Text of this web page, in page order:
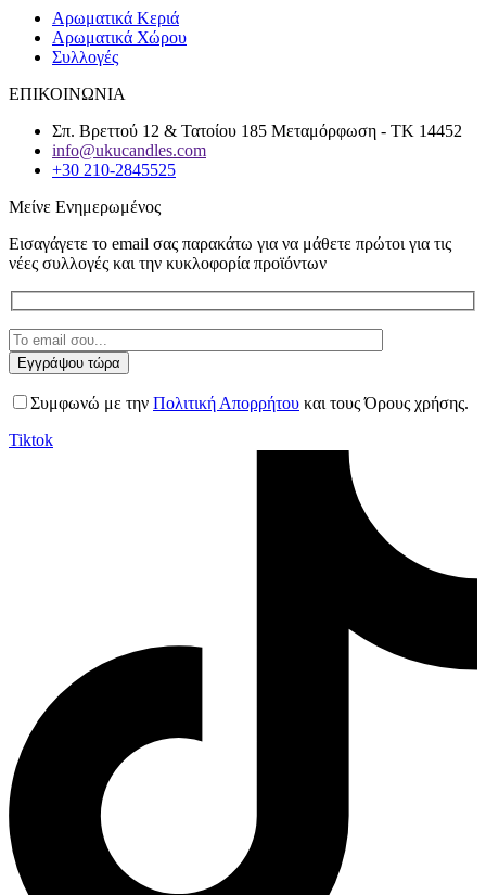
Αρωματικά Κεριά
Αρωματικά Χώρου
Συλλογές
ΕΠΙΚΟΙΝΩΝΙΑ
Σπ. Βρεττού 12 & Τατοίου 185 Μεταμόρφωση - ΤΚ 14452
info@ukucandles.com
+30 210-2845525
Μείνε Ενημερωμένος
Εισαγάγετε το email σας παρακάτω για να μάθετε πρώτοι για τις
νέες συλλογές και την κυκλοφορία προϊόντων
Συμφωνώ με την Πολιτική Απορρήτου και τους Όρους χρήσης.
Tiktok